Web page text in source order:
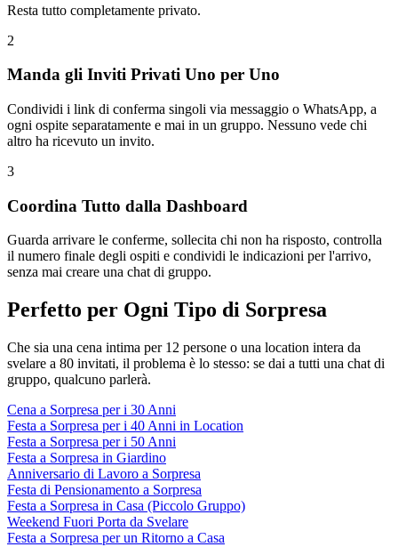
Resta tutto completamente privato.
2
Manda gli Inviti Privati Uno per Uno
Condividi i link di conferma singoli via messaggio o WhatsApp, a
ogni ospite separatamente e mai in un gruppo. Nessuno vede chi
altro ha ricevuto un invito.
3
Coordina Tutto dalla Dashboard
Guarda arrivare le conferme, sollecita chi non ha risposto, controlla
il numero finale degli ospiti e condividi le indicazioni per l'arrivo,
senza mai creare una chat di gruppo.
Perfetto per Ogni Tipo di Sorpresa
Che sia una cena intima per 12 persone o una location intera da
svelare a 80 invitati, il problema è lo stesso: se dai a tutti una chat di
gruppo, qualcuno parlerà.
Cena a Sorpresa per i 30 Anni
Festa a Sorpresa per i 40 Anni in Location
Festa a Sorpresa per i 50 Anni
Festa a Sorpresa in Giardino
Anniversario di Lavoro a Sorpresa
Festa di Pensionamento a Sorpresa
Festa a Sorpresa in Casa (Piccolo Gruppo)
Weekend Fuori Porta da Svelare
Festa a Sorpresa per un Ritorno a Casa